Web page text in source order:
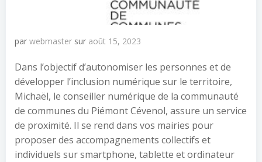
par webmaster sur août 15, 2023
Dans l’objectif d’autonomiser les personnes et de
développer l’inclusion numérique sur le territoire,
Michaël, le conseiller numérique de la communauté
de communes du Piémont Cévenol, assure un service
de proximité. Il se rend dans vos mairies pour
proposer des accompagnements collectifs et
individuels sur smartphone, tablette et ordinateur